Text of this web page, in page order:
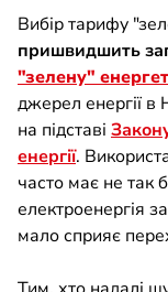
Вибір тарифу
пришвидшить
"зелену"
джерел енергії в
на підставі
енергії.
часто має не так
електроенергія
мало сприяє